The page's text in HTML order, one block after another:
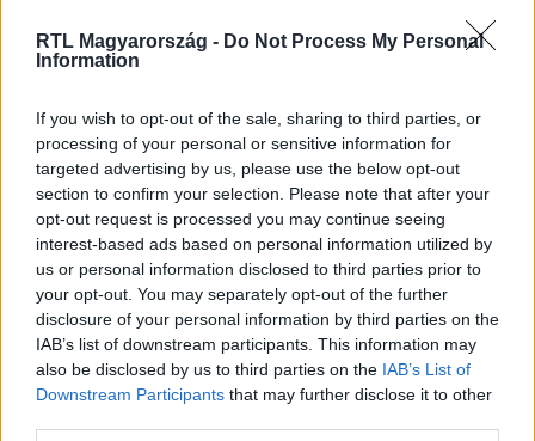
RTL Magyarország - Do Not Process My Personal
Information
If you wish to opt-out of the sale, sharing to third parties, or
processing of your personal or sensitive information for
targeted advertising by us, please use the below opt-out
section to confirm your selection. Please note that after your
opt-out request is processed you may continue seeing
interest-based ads based on personal information utilized by
us or personal information disclosed to third parties prior to
your opt-out. You may separately opt-out of the further
disclosure of your personal information by third parties on the
IAB’s list of downstream participants. This information may
also be disclosed by us to third parties on the IAB’s List of
Downstream Participants that may further disclose it to other
legyen a Google-találatokban!
Kövess minket, és értesülj a friss hírekről a